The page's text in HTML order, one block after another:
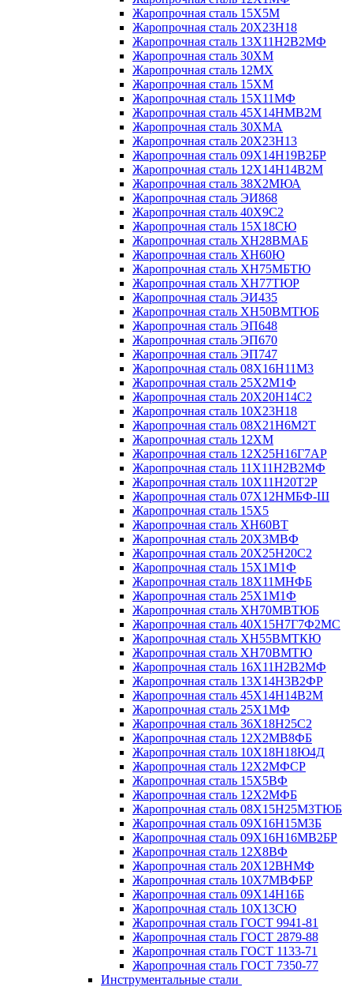
Жаропрочная сталь 15Х5М
Жаропрочная сталь 20Х23Н18
Жаропрочная сталь 13Х11Н2В2МФ
Жаропрочная сталь 30ХМ
Жаропрочная сталь 12МХ
Жаропрочная сталь 15ХМ
Жаропрочная сталь 15Х11МФ
Жаропрочная сталь 45Х14НМВ2М
Жаропрочная сталь 30ХМА
Жаропрочная сталь 20Х23Н13
Жаропрочная сталь 09Х14Н19В2БР
Жаропрочная сталь 12Х14Н14В2М
Жаропрочная сталь 38Х2МЮА
Жаропрочная сталь ЭИ868
Жаропрочная сталь 40Х9С2
Жаропрочная сталь 15Х18СЮ
Жаропрочная сталь ХН28ВМАБ
Жаропрочная сталь ХН60Ю
Жаропрочная сталь ХН75МБТЮ
Жаропрочная сталь ХН77ТЮР
Жаропрочная сталь ЭИ435
Жаропрочная сталь ХН50ВМТЮБ
Жаропрочная сталь ЭП648
Жаропрочная сталь ЭП670
Жаропрочная сталь ЭП747
Жаропрочная сталь 08Х16Н11М3
Жаропрочная сталь 25Х2М1Ф
Жаропрочная сталь 20Х20Н14С2
Жаропрочная сталь 10Х23Н18
Жаропрочная сталь 08Х21Н6М2Т
Жаропрочная сталь 12ХМ
Жаропрочная сталь 12Х25Н16Г7АР
Жаропрочная сталь 11Х11Н2В2МФ
Жаропрочная сталь 10Х11Н20Т2Р
Жаропрочная сталь 07Х12НМБФ-Ш
Жаропрочная сталь 15Х5
Жаропрочная сталь ХН60ВТ
Жаропрочная сталь 20Х3МВФ
Жаропрочная сталь 20Х25Н20С2
Жаропрочная сталь 15Х1М1Ф
Жаропрочная сталь 18Х11МНФБ
Жаропрочная сталь 25Х1М1Ф
Жаропрочная сталь ХН70МВТЮБ
Жаропрочная сталь 40Х15Н7Г7Ф2МС
Жаропрочная сталь ХН55ВМТКЮ
Жаропрочная сталь ХН70ВМТЮ
Жаропрочная сталь 16Х11Н2В2МФ
Жаропрочная сталь 13Х14Н3В2ФР
Жаропрочная сталь 45Х14Н14В2М
Жаропрочная сталь 25Х1МФ
Жаропрочная сталь 36Х18Н25С2
Жаропрочная сталь 12Х2МВ8ФБ
Жаропрочная сталь 10Х18Н18Ю4Д
Жаропрочная сталь 12Х2МФСР
Жаропрочная сталь 15Х5ВФ
Жаропрочная сталь 12Х2МФБ
Жаропрочная сталь 08Х15Н25М3ТЮБ
Жаропрочная сталь 09Х16Н15М3Б
Жаропрочная сталь 09Х16Н16МВ2БР
Жаропрочная сталь 12Х8ВФ
Жаропрочная сталь 20Х12ВНМФ
Жаропрочная сталь 10Х7МВФБР
Жаропрочная сталь 09Х14Н16Б
Жаропрочная сталь 10Х13СЮ
Жаропрочная сталь ГОСТ 9941-81
Жаропрочная сталь ГОСТ 2879-88
Жаропрочная сталь ГОСТ 1133-71
Жаропрочная сталь ГОСТ 7350-77
Инструментальные стали